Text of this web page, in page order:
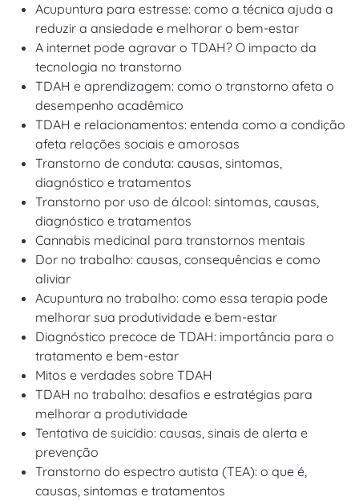
Acupuntura para estresse: como a técnica ajuda a
reduzir a ansiedade e melhorar o bem-estar
A internet pode agravar o TDAH? O impacto da
tecnologia no transtorno
TDAH e aprendizagem: como o transtorno afeta o
desempenho acadêmico
TDAH e relacionamentos: entenda como a condição
afeta relações sociais e amorosas
Transtorno de conduta: causas, sintomas,
diagnóstico e tratamentos
Transtorno por uso de álcool: sintomas, causas,
diagnóstico e tratamentos
Cannabis medicinal para transtornos mentais
Dor no trabalho: causas, consequências e como
aliviar
Acupuntura no trabalho: como essa terapia pode
melhorar sua produtividade e bem-estar
Diagnóstico precoce de TDAH: importância para o
tratamento e bem-estar
Mitos e verdades sobre TDAH
TDAH no trabalho: desafios e estratégias para
melhorar a produtividade
Tentativa de suicídio: causas, sinais de alerta e
prevenção
Transtorno do espectro autista (TEA): o que é,
causas, sintomas e tratamentos